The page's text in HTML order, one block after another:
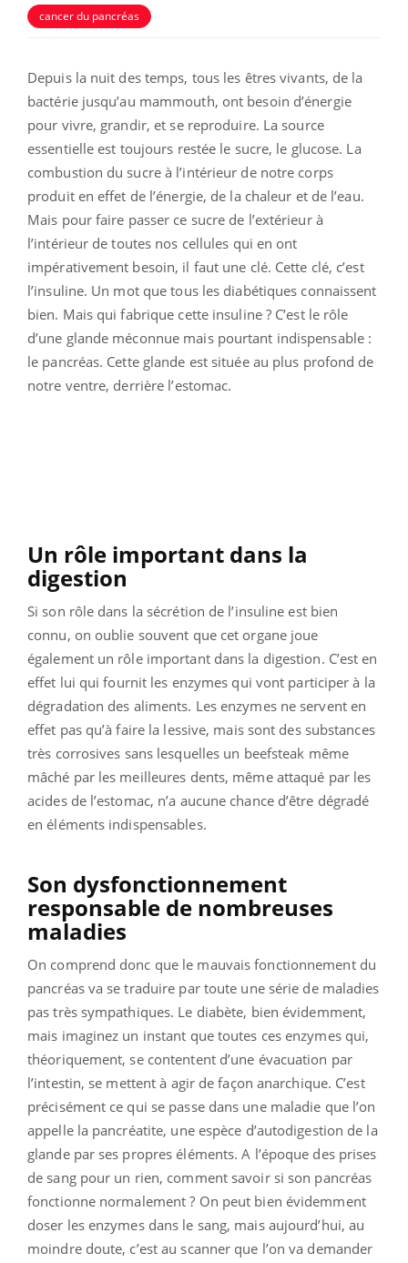
cancer du pancréas
Depuis la nuit des temps, tous les êtres vivants, de la
bactérie jusqu’au mammouth, ont besoin d’énergie
pour vivre, grandir, et se reproduire. La source
essentielle est toujours restée le sucre, le glucose. La
combustion du sucre à l’intérieur de notre corps
produit en effet de l’énergie, de la chaleur et de l’eau.
Mais pour faire passer ce sucre de l’extérieur à
l’intérieur de toutes nos cellules qui en ont
impérativement besoin, il faut une clé. Cette clé, c’est
l’insuline. Un mot que tous les diabétiques connaissent
bien. Mais qui fabrique cette insuline ? C’est le rôle
d’une glande méconnue mais pourtant indispensable :
le pancréas. Cette glande est située au plus profond de
notre ventre, derrière l’estomac.
Un rôle important dans la
digestion
Si son rôle dans la sécrétion de l’insuline est bien
connu, on oublie souvent que cet organe joue
également un rôle important dans la digestion. C’est en
effet lui qui fournit les enzymes qui vont participer à la
dégradation des aliments. Les enzymes ne servent en
effet pas qu’à faire la lessive, mais sont des substances
très corrosives sans lesquelles un beefsteak même
mâché par les meilleures dents, même attaqué par les
acides de l’estomac, n’a aucune chance d’être dégradé
en éléments indispensables.
Son dysfonctionnement
responsable de nombreuses
maladies
On comprend donc que le mauvais fonctionnement du
pancréas va se traduire par toute une série de maladies
pas très sympathiques. Le diabète, bien évidemment,
mais imaginez un instant que toutes ces enzymes qui,
théoriquement, se contentent d’une évacuation par
l’intestin, se mettent à agir de façon anarchique. C’est
précisément ce qui se passe dans une maladie que l’on
appelle la pancréatite, une espèce d’autodigestion de la
glande par ses propres éléments. A l’époque des prises
de sang pour un rien, comment savoir si son pancréas
fonctionne normalement ? On peut bien évidemment
doser les enzymes dans le sang, mais aujourd’hui, au
moindre doute, c’est au scanner que l’on va demander